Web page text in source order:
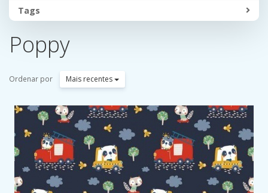
Tags
Poppy
Ordenar por Mais recentes